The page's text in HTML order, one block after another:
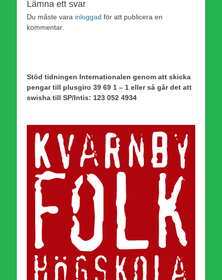
Lämna ett svar
Du måste vara inloggad för att publicera en
kommentar.
Stöd tidningen Internationalen genom att skicka
pengar till plusgiro 39 69 1 – 1 eller så går det att
swisha till SP/Intis: 123 052 4934